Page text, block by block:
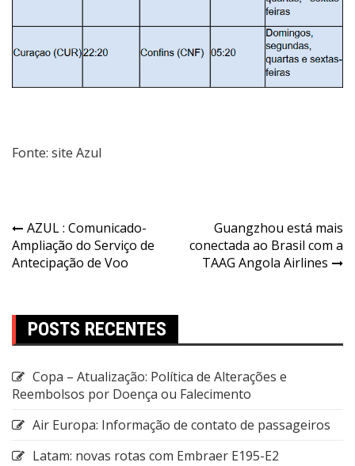
Fonte: site Azul
AZUL : Comunicado-
Ampliação do Serviço de
Antecipação de Voo
Guangzhou está mais
conectada ao Brasil com a
TAAG Angola Airlines
POSTS RECENTES
Copa – Atualização: Política de Alterações e
Reembolsos por Doença ou Falecimento
Air Europa: Informação de contato de passageiros
Latam: novas rotas com Embraer E195-E2